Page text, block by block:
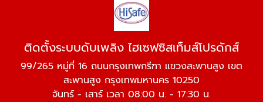
ติดตั้งระบบดับเพลิง ไฮเซฟซิสเท็มส์โปรดักส์
99/265 หมู่ที่ 16 ถนนกรุงเทพกรีฑา แขวงสะพานสูง เขต
สะพานสูง กรุงเทพมหานคร 10250
จันทร์ - เสาร์ เวลา 08:00 น. - 17:30 น.